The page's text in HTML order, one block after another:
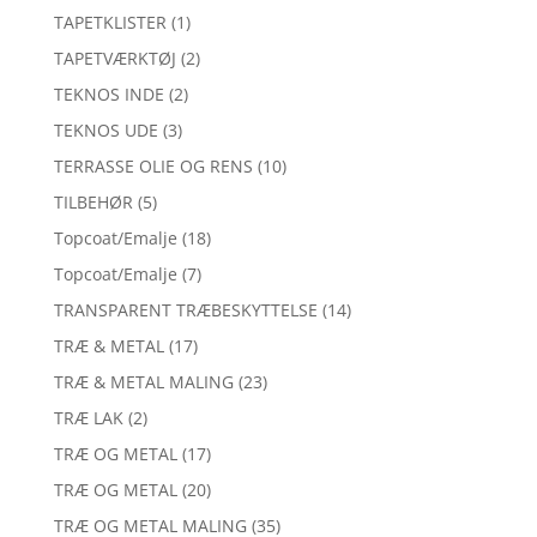
TAPETKLISTER (1)
TAPETVÆRKTØJ (2)
TEKNOS INDE (2)
TEKNOS UDE (3)
TERRASSE OLIE OG RENS (10)
TILBEHØR (5)
Topcoat/Emalje (18)
Topcoat/Emalje (7)
TRANSPARENT TRÆBESKYTTELSE (14)
TRÆ & METAL (17)
TRÆ & METAL MALING (23)
TRÆ LAK (2)
TRÆ OG METAL (17)
TRÆ OG METAL (20)
TRÆ OG METAL MALING (35)